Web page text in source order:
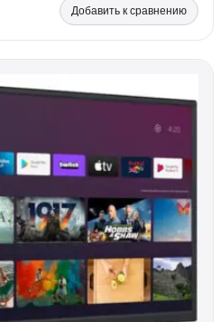
Добавить к сравнению